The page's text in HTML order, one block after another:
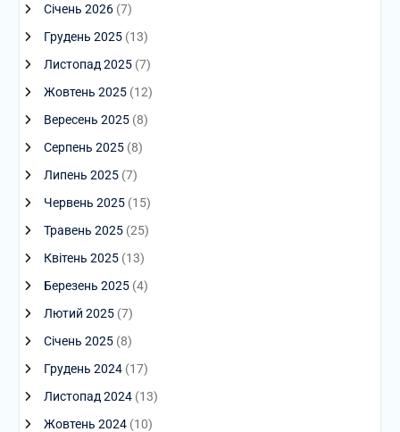
Січень 2026(7)
Грудень 2025(13)
Листопад 2025(7)
Жовтень 2025(12)
Вересень 2025(8)
Серпень 2025(8)
Липень 2025(7)
Червень 2025(15)
Травень 2025(25)
Квітень 2025(13)
Березень 2025(4)
Лютий 2025(7)
Січень 2025(8)
Грудень 2024(17)
Листопад 2024(13)
Жовтень 2024(10)